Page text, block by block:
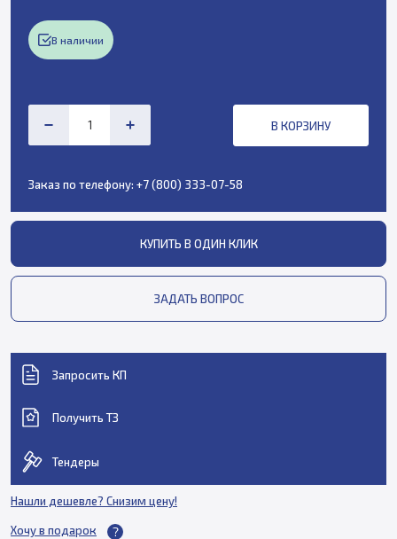
В наличии
В КОРЗИНУ
Заказ по телефону: +7 (800) 333-07-58
КУПИТЬ В ОДИН КЛИК
ЗАДАТЬ ВОПРОС
Запросить КП
Получить ТЗ
Тендеры
Нашли дешевле? Снизим цену!
Хочу в подарок